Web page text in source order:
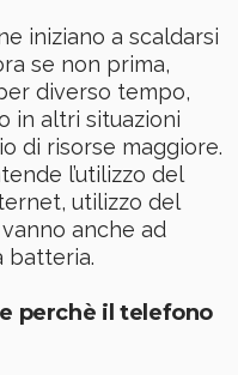
iniziano a scaldarsi
se non prima,
diverso tempo,
in altri situazioni
di risorse maggiore.
l’utilizzo del
utilizzo del
anche ad
batteria.
perchè il telefono